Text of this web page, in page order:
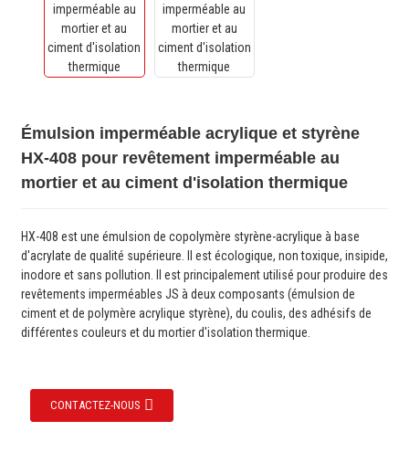
Émulsion imperméable acrylique et styrène
HX-408 pour revêtement imperméable au
mortier et au ciment d'isolation thermique
HX-408 est une émulsion de copolymère styrène-acrylique à base
d'acrylate de qualité supérieure. Il est écologique, non toxique, insipide,
inodore et sans pollution. Il est principalement utilisé pour produire des
revêtements imperméables JS à deux composants (émulsion de
ciment et de polymère acrylique styrène), du coulis, des adhésifs de
différentes couleurs et du mortier d'isolation thermique.
CONTACTEZ-NOUS